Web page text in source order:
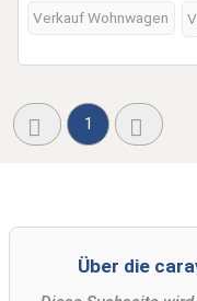
Verkauf Wohnwagen
1
Über die